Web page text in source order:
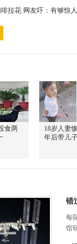
拉花 网友吓：有够惊人
食两
18岁人妻
年后带儿
错
每
馆